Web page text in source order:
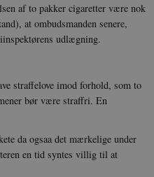
af to pakker cigaretter være nok
at ombudsmanden senere,
udlægning.
straffelove imod forhold, som to
bør være straffri. En
da ogsaa det mærkelige under
en tid syntes villig til at